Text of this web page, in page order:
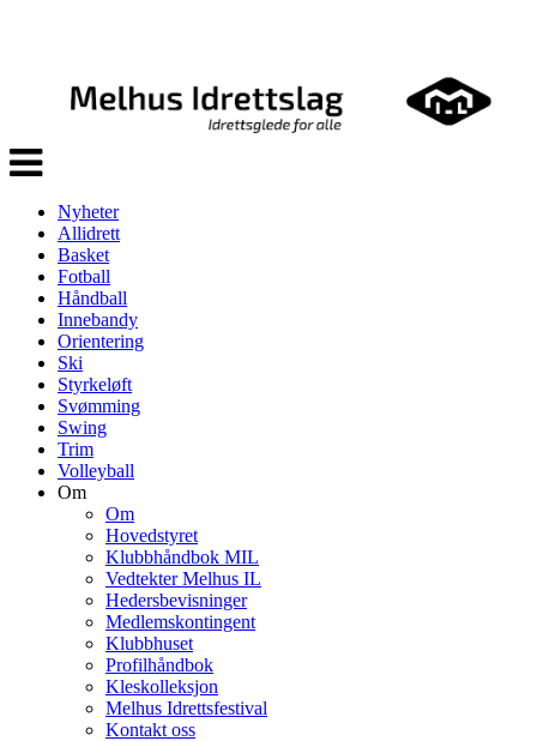
Veksle
navigasjon
Nyheter
Allidrett
Basket
Fotball
Håndball
Innebandy
Orientering
Ski
Styrkeløft
Svømming
Swing
Trim
Volleyball
Om
Om
Hovedstyret
Klubbhåndbok MIL
Vedtekter Melhus IL
Hedersbevisninger
Medlemskontingent
Klubbhuset
Profilhåndbok
Kleskolleksjon
Melhus Idrettsfestival
Kontakt oss